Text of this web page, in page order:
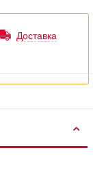
Доставка